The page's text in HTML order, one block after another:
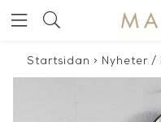
Startsidan > Nyheter/